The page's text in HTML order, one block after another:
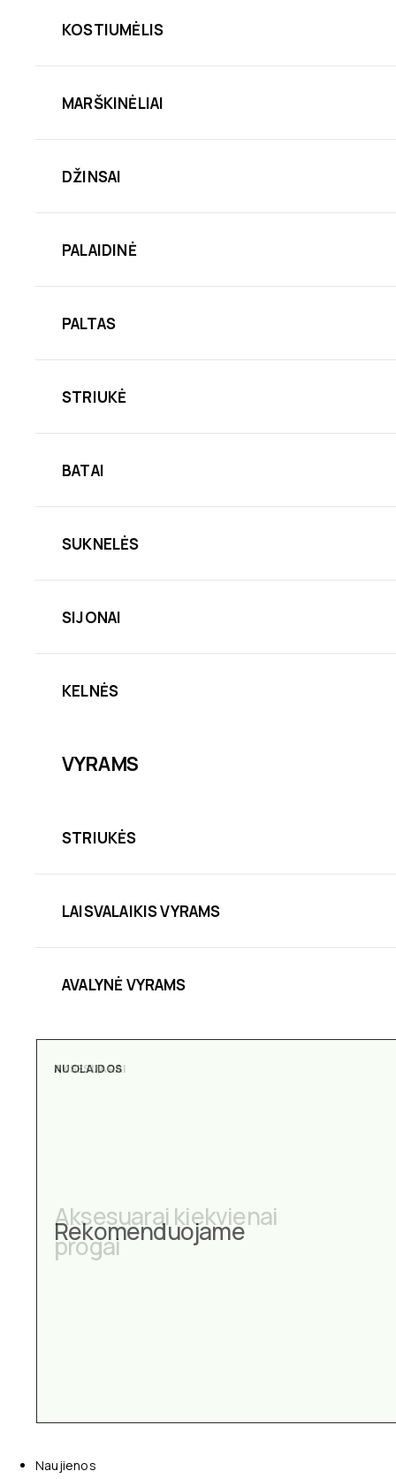
KOSTIUMĖLIS
MARŠKINĖLIAI
DŽINSAI
PALAIDINĖ
PALTAS
STRIUKĖ
BATAI
SUKNELĖS
SIJONAI
KELNĖS
VYRAMS
STRIUKĖS
LAISVALAIKIS VYRAMS
AVALYNĖ VYRAMS
NUOLAIDOS
Rekomenduojame
AKSESUARAI
Aksesuarai kiekvienai
progai
Naujienos